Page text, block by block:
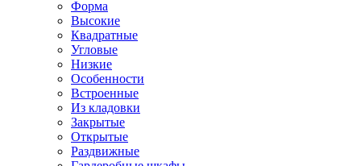
Форма
Высокие
Квадратные
Угловые
Низкие
Особенности
Встроенные
Из кладовки
Закрытые
Открытые
Раздвижные